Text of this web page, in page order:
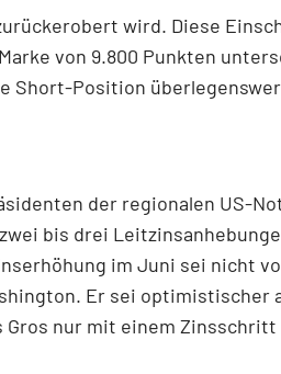
wird. Diese
von 9.800 Punkten
Short-Position
der regionalen US-
bis drei
im Juni sei nicht
Er sei optimistischer
Gros nur mit einem